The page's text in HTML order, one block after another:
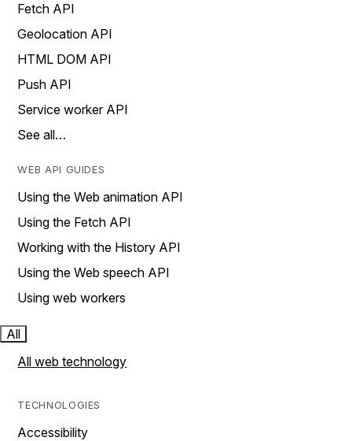
Fetch API
Geolocation API
HTML DOM API
Push API
Service worker API
See all…
WEB API GUIDES
Using the Web animation API
Using the Fetch API
Working with the History API
Using the Web speech API
Using web workers
All
All web technology
TECHNOLOGIES
Accessibility